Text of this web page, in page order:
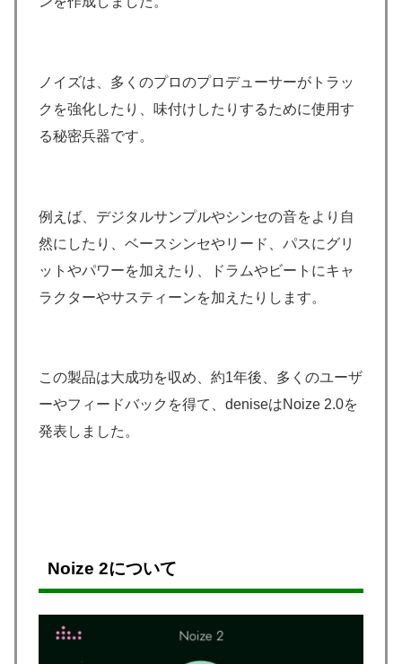
ノイズは、多くのプロのプロデューサーがトラッ
クを強化したり、味付けしたりするために使用す
る秘密兵器です。
例えば、デジタルサンプルやシンセの音をより自
然にしたり、ベースシンセやリード、パスにグリ
ットやパワーを加えたり、ドラムやビートにキャ
ラクターやサスティーンを加えたりします。
この製品は大成功を収め、約1年後、多くのユーザ
ーやフィードバックを得て、deniseはNoize 2.0を
発表しました。
Noize 2について